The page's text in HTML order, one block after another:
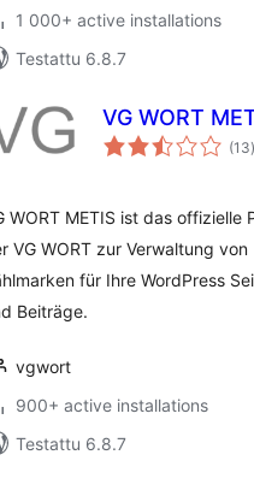
1 000+ active installations
Testattu 6.8.7
VG WORT
(13)
WORT METIS ist das offizielle
VG WORT zur Verwaltung von
für Ihre WordPress
Beiträge.
vgwort
900+ active installations
Testattu 6.8.7